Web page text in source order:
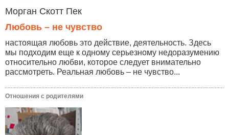
Морган Скотт Пек
Любовь – не чувство
настоящая любовь это действие, деятельность. Здесь
мы подходим еще к одному серьезному недоразумению
относительно любви, которое следует внимательно
рассмотреть. Реальная любовь – не чувство...
Отношения с родителями